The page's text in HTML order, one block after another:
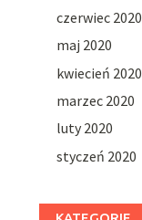
czerwiec 2020
maj 2020
kwiecień 2020
marzec 2020
luty 2020
styczeń 2020